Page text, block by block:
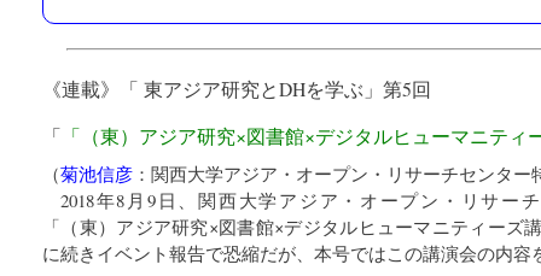
《連載》「 東アジア研究とDHを学ぶ 」第5回
「 「（東）アジア研究×図書館×デジタルヒューマニティ
（菊池信彦 ： 関西大学アジア・オープン・リサーチセンター
2018年8月9日、関西大学アジア・オープン・リサー
「（東）アジア研究×図書館×デジタルヒューマニティーズ
に続きイベント報告で恐縮だが、本号ではこの講演会の内容